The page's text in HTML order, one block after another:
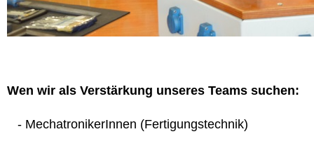
Wen wir als Verstärkung unseres Teams suchen:
- MechatronikerInnen (Fertigungstechnik)